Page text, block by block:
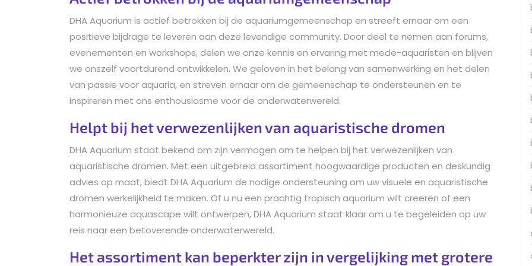
DHA Aquarium is actief betrokken bij de aquariumgemeenschap en streeft ernaar om een
positieve bijdrage te leveren aan deze levendige community. Door deel te nemen aan forums,
evenementen en workshops, delen we onze kennis en ervaring met mede-aquaristen en blijven
we onszelf voortdurend ontwikkelen. We geloven in het belang van samenwerking en het delen
van passie voor aquaria, en streven ernaar om de gemeenschap te ondersteunen en te
inspireren met ons enthousiasme voor de onderwaterwereld.
Helpt bij het verwezenlijken van aquaristische dromen
DHA Aquarium staat bekend om zijn vermogen om te helpen bij het verwezenlijken van
aquaristische dromen. Met een uitgebreid assortiment hoogwaardige producten en deskundig
advies op maat, biedt DHA Aquarium de nodige ondersteuning om uw visuele en aquaristische
dromen werkelijkheid te maken. Of u nu een prachtig tropisch aquarium wilt creëren of een
harmonieuze aquascape wilt ontwerpen, DHA Aquarium staat klaar om u te begeleiden op uw
reis naar een betoverende onderwaterwereld.
Het assortiment kan beperkter zijn in vergelijking met grotere